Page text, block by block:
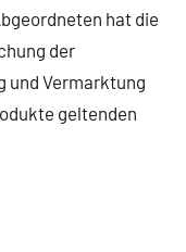
hat die
der
und Vermarktung
geltenden